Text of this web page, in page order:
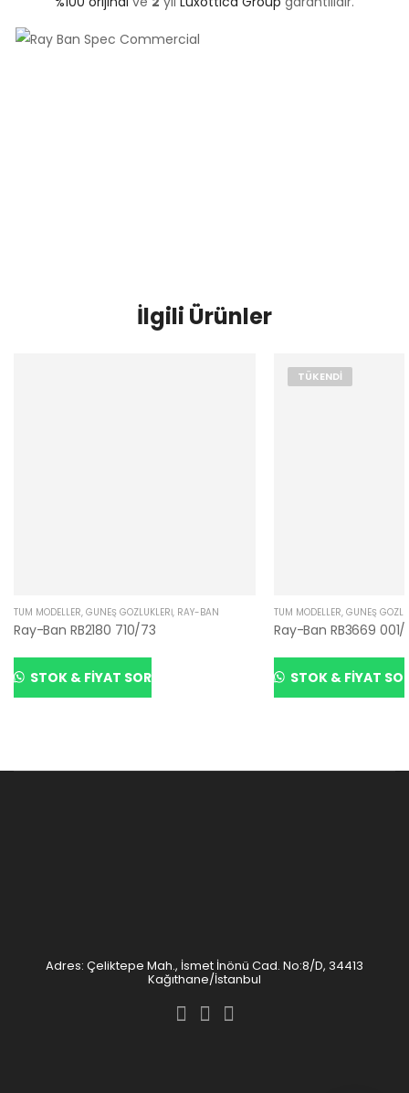
İlgili Ürünler
TÜM MODELLER, GÜNEŞ GÖZLÜKLERI, RAY-BAN
Ray-Ban RB2180 710/73
STOK & FIYAT SOR
TÜKENDI
TÜM MODELLER, GÜNEŞ
Ray-Ban RB3669 001/
STOK & FIYAT
Adres: Çeliktepe Mah., İsmet İnönü Cad. No:8/D, 34413
Kağıthane/İstanbul